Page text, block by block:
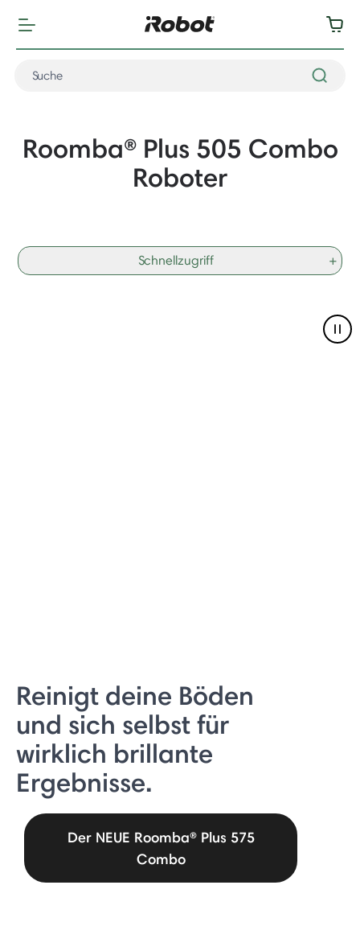
Roomba® Plus 505 Combo
Roboter
Schnellzugriff +
Reinigt deine Böden
und sich selbst für
wirklich brillante
Ergebnisse.
Der NEUE Roomba® Plus 575
Combo